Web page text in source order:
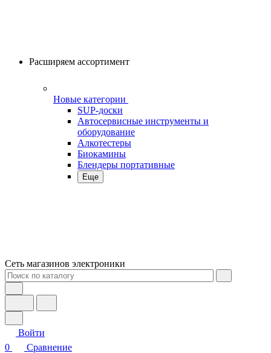
Расширяем ассортимент
Новые категории
SUP-доски
Автосервисные инструменты и
оборудование
Алкотестеры
Биокамины
Блендеры портативные
Еще
Сеть магазинов электроники
Войти
0
Сравнение